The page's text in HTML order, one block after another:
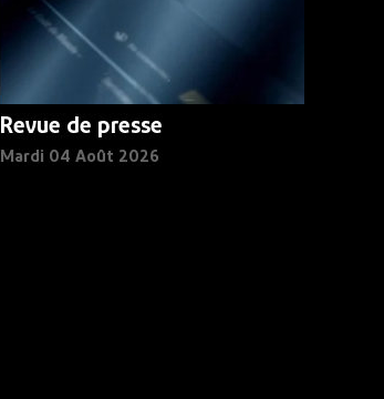
Revue de presse
Mardi 04 Août 2026